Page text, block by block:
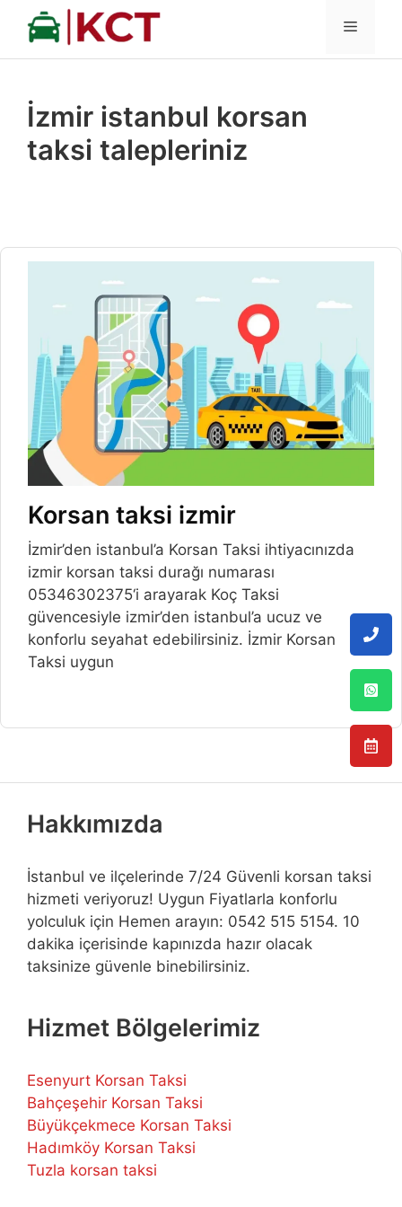
İçeriğe
MENÜ
İzmir istanbul korsan
taksi talepleriniz
Korsan taksi izmir
İzmir’den istanbul’a Korsan Taksi ihtiyacınızda
izmir korsan taksi durağı numarası
05346302375‘i arayarak Koç Taksi
güvencesiyle izmir’den istanbul’a ucuz ve
konforlu seyahat edebilirsiniz. İzmir Korsan
Taksi uygun
Hakkımızda
İstanbul ve ilçelerinde 7/24 Güvenli korsan taksi
hizmeti veriyoruz! Uygun Fiyatlarla konforlu
yolculuk için Hemen arayın: 0542 515 5154. 10
dakika içerisinde kapınızda hazır olacak
taksinize güvenle binebilirsiniz.
Hizmet Bölgelerimiz
Esenyurt Korsan Taksi
Bahçeşehir Korsan Taksi
Büyükçekmece Korsan Taksi
Hadımköy Korsan Taksi
Tuzla korsan taksi